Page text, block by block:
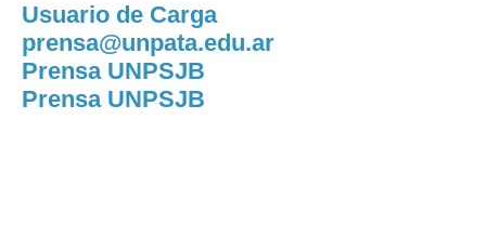
Usuario de Carga
prensa@unpata.edu.ar
Prensa UNPSJB
Prensa UNPSJB